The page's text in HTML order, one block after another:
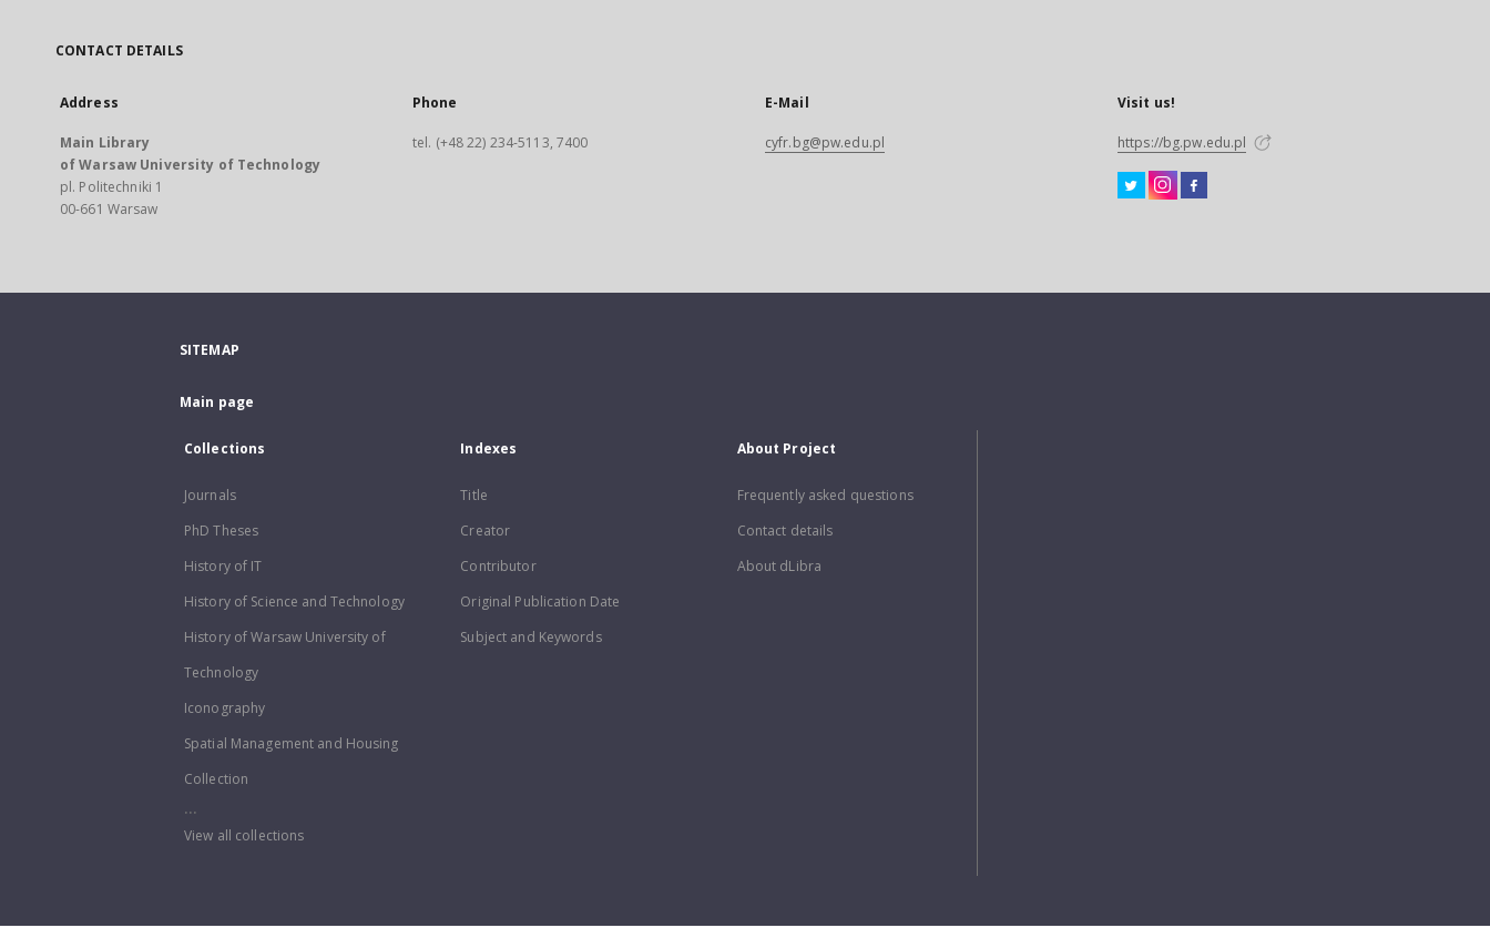
CONTACT DETAILS
Address
Main Library
of Warsaw University of Technology
pl. Politechniki 1
00-661 Warsaw
Phone
tel. (+48 22) 234-5113, 7400
E-Mail
cyfr.bg@pw.edu.pl
Visit us!
https://bg.pw.edu.pl
SITEMAP
Main page
Collections
Journals
PhD Theses
History of IT
History of Science and Technology
History of Warsaw University of
Technology
Iconography
Spatial Management and Housing
Collection
...
View all collections
Indexes
Title
Creator
Contributor
Original Publication Date
Subject and Keywords
About Project
Frequently asked questions
Contact details
About dLibra